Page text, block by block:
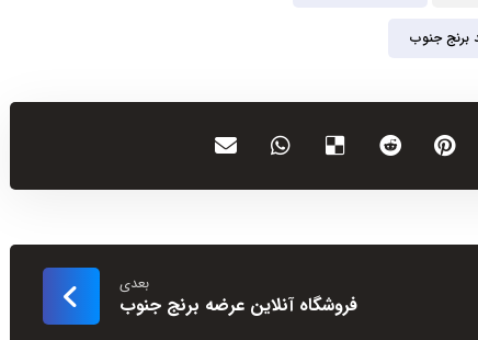
برنج جنوب
بعدی
فروشگاه آنلاین عرضه برنج جنوب